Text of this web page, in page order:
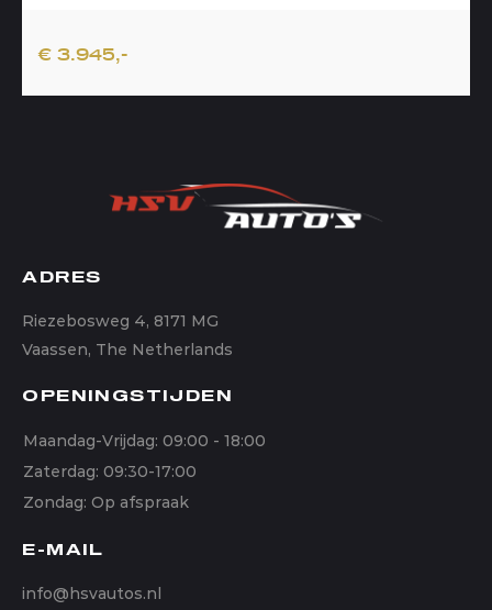
€ 3.945,-
ADRES
Riezebosweg 4, 8171 MG
Vaassen, The Netherlands
OPENINGSTIJDEN
Maandag-Vrijdag: 09:00 - 18:00
Zaterdag: 09:30-17:00
Zondag: Op afspraak
E-MAIL
info@hsvautos.nl